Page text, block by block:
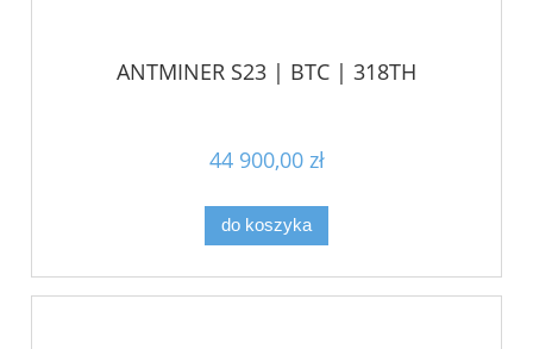
ANTMINER S23 | BTC | 318TH
44 900,00 zł
do koszyka